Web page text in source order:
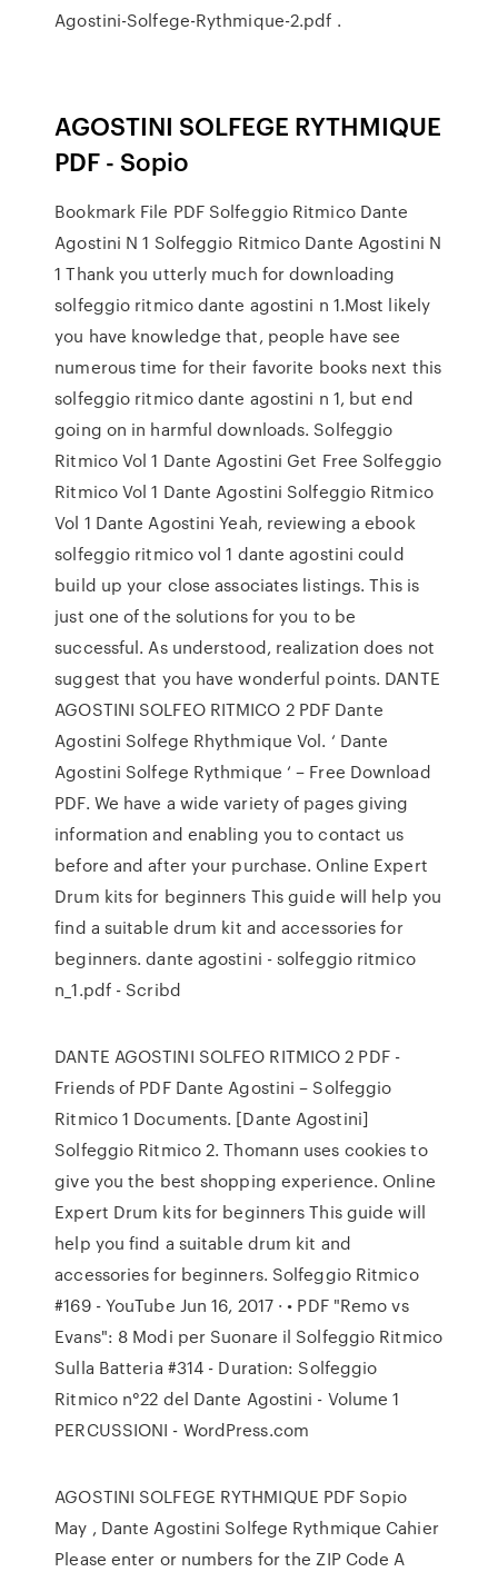
Agostini-Solfege-Rythmique-2.pdf .
AGOSTINI SOLFEGE RYTHMIQUE
PDF - Sopio
Bookmark File PDF Solfeggio Ritmico Dante
Agostini N 1 Solfeggio Ritmico Dante Agostini N
1 Thank you utterly much for downloading
solfeggio ritmico dante agostini n 1.Most likely
you have knowledge that, people have see
numerous time for their favorite books next this
solfeggio ritmico dante agostini n 1, but end
going on in harmful downloads. Solfeggio
Ritmico Vol 1 Dante Agostini Get Free Solfeggio
Ritmico Vol 1 Dante Agostini Solfeggio Ritmico
Vol 1 Dante Agostini Yeah, reviewing a ebook
solfeggio ritmico vol 1 dante agostini could
build up your close associates listings. This is
just one of the solutions for you to be
successful. As understood, realization does not
suggest that you have wonderful points. DANTE
AGOSTINI SOLFEO RITMICO 2 PDF Dante
Agostini Solfege Rhythmique Vol. ‘ Dante
Agostini Solfege Rythmique ‘ – Free Download
PDF. We have a wide variety of pages giving
information and enabling you to contact us
before and after your purchase. Online Expert
Drum kits for beginners This guide will help you
find a suitable drum kit and accessories for
beginners. dante agostini - solfeggio ritmico
n_1.pdf - Scribd
DANTE AGOSTINI SOLFEO RITMICO 2 PDF -
Friends of PDF Dante Agostini – Solfeggio
Ritmico 1 Documents. [Dante Agostini]
Solfeggio Ritmico 2. Thomann uses cookies to
give you the best shopping experience. Online
Expert Drum kits for beginners This guide will
help you find a suitable drum kit and
accessories for beginners. Solfeggio Ritmico
#169 - YouTube Jun 16, 2017 · • PDF "Remo vs
Evans": 8 Modi per Suonare il Solfeggio Ritmico
Sulla Batteria #314 - Duration: Solfeggio
Ritmico n°22 del Dante Agostini - Volume 1
PERCUSSIONI - WordPress.com
AGOSTINI SOLFEGE RYTHMIQUE PDF Sopio
May , Dante Agostini Solfege Rythmique Cahier
Please enter or numbers for the ZIP Code A